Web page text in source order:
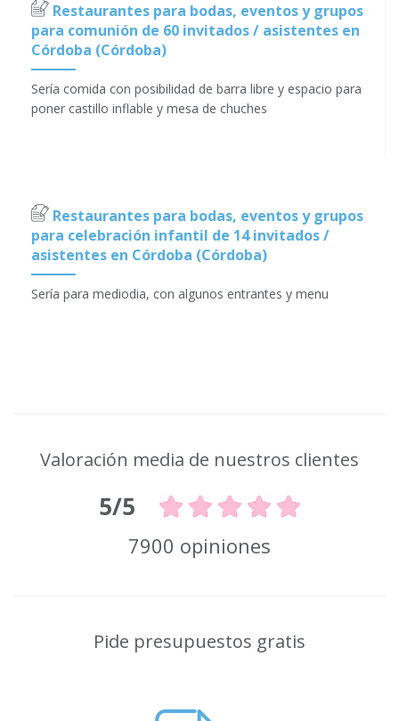
Restaurantes para bodas, eventos y grupos
para comunión de 60 invitados / asistentes en
Córdoba (Córdoba)
Sería comida con posibilidad de barra libre y espacio para
poner castillo inflable y mesa de chuches
Restaurantes para bodas, eventos y grupos
para celebración infantil de 14 invitados /
asistentes en Córdoba (Córdoba)
Sería para mediodia, con algunos entrantes y menu
Valoración media de nuestros clientes
5/5
7900 opiniones
Pide presupuestos gratis